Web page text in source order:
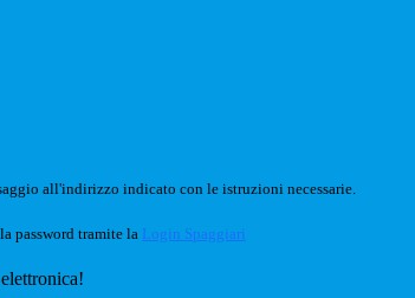
all'indirizzo indicato con le istruzioni necessarie.
password tramite la Login Spaggiari